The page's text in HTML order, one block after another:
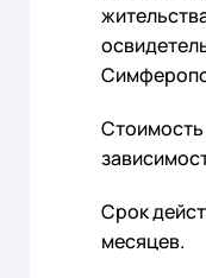
Стоимость
Срок
месяцев.